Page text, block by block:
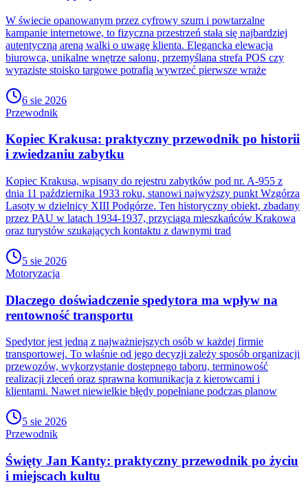
W świecie opanowanym przez cyfrowy szum i powtarzalne
kampanie internetowe, to fizyczna przestrzeń stała się najbardziej
autentyczną areną walki o uwagę klienta. Elegancka elewacja
biurowca, unikalne wnętrze salonu, przemyślana strefa POS czy
wyraziste stoisko targowe potrafią wywrzeć pierwsze wraże
6 sie 2026
Przewodnik
Kopiec Krakusa: praktyczny przewodnik po historii
i zwiedzaniu zabytku
Kopiec Krakusa, wpisany do rejestru zabytków pod nr. A-955 z
dnia 11 października 1933 roku, stanowi najwyższy punkt Wzgórza
Lasoty w dzielnicy XIII Podgórze. Ten historyczny obiekt, zbadany
przez PAU w latach 1934-1937, przyciąga mieszkańców Krakowa
oraz turystów szukających kontaktu z dawnymi trad
5 sie 2026
Motoryzacja
Dlaczego doświadczenie spedytora ma wpływ na
rentowność transportu
Spedytor jest jedną z najważniejszych osób w każdej firmie
transportowej. To właśnie od jego decyzji zależy sposób organizacji
przewozów, wykorzystanie dostępnego taboru, terminowość
realizacji zleceń oraz sprawna komunikacja z kierowcami i
klientami. Nawet niewielkie błędy popełniane podczas planow
5 sie 2026
Przewodnik
Święty Jan Kanty: praktyczny przewodnik po życiu
i miejscach kultu